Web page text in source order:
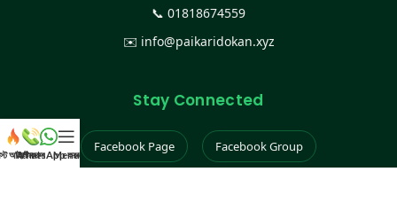
📞 01818674559
✉️ info@paikaridokan.xyz
Stay Connected
Facebook Page Facebook Group
আইটেম
কল করুন
WhatsApp করুন
Menu